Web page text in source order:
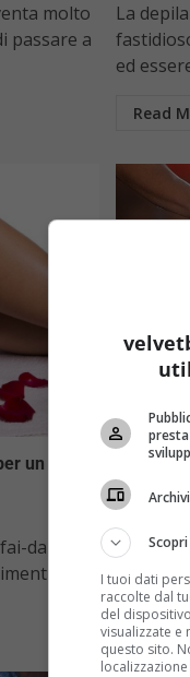
molto
passare a
La
ed
Read
un
da-te
e i...
Bellezza
I rischi
Sandra
La
in una
Read
I tuoi dati
raccolte dal
del
visualizzate e
questo sito.